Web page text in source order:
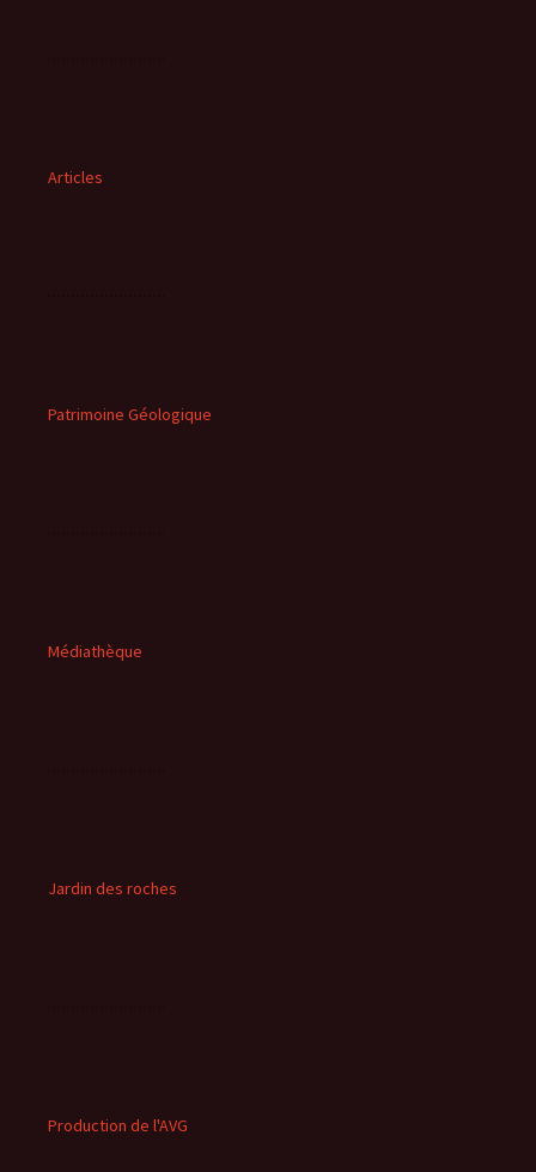
Articles
Patrimoine Géologique
Médiathèque
Jardin des roches
Production de l'AVG